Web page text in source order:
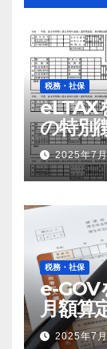
税務・社保
eLTAX
の特別
配布お
年；
2025年7
税務・社保
e-GOV
月額算
年；
2025年7